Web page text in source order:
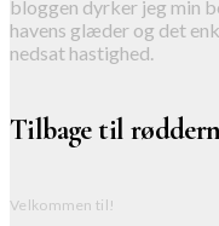
bloggen dyrker jeg min
havens glæder og det
nedsat hastighed.
Tilbage til
Velkommen til!